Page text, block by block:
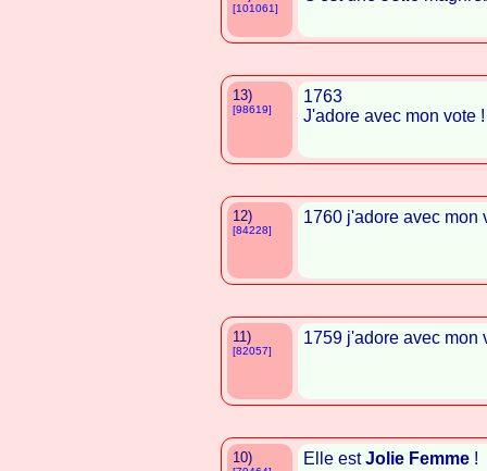
[101061]
13)
[98619]
1763
J'adore avec mon vote !
12)
[84228]
1760 j'adore avec mon
11)
[82057]
1759 j'adore avec mon
10) Elle estJolie Femme !